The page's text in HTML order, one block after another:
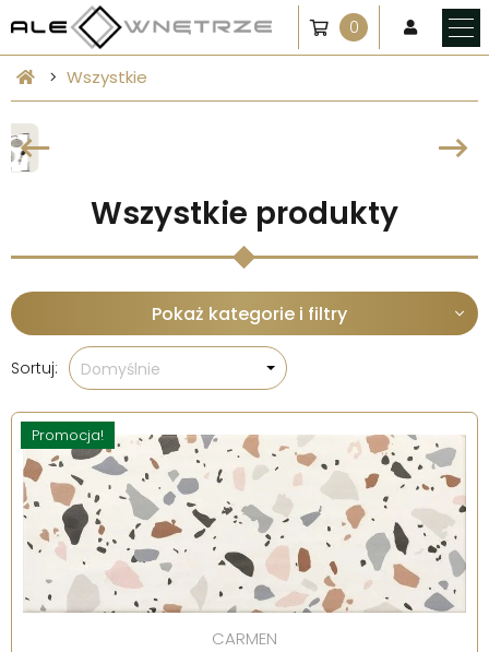
0
Wszystkie
Wszystkie produkty
Pokaż kategorie i filtry
Sortuj: Domyślnie
Promocja!
CARMEN